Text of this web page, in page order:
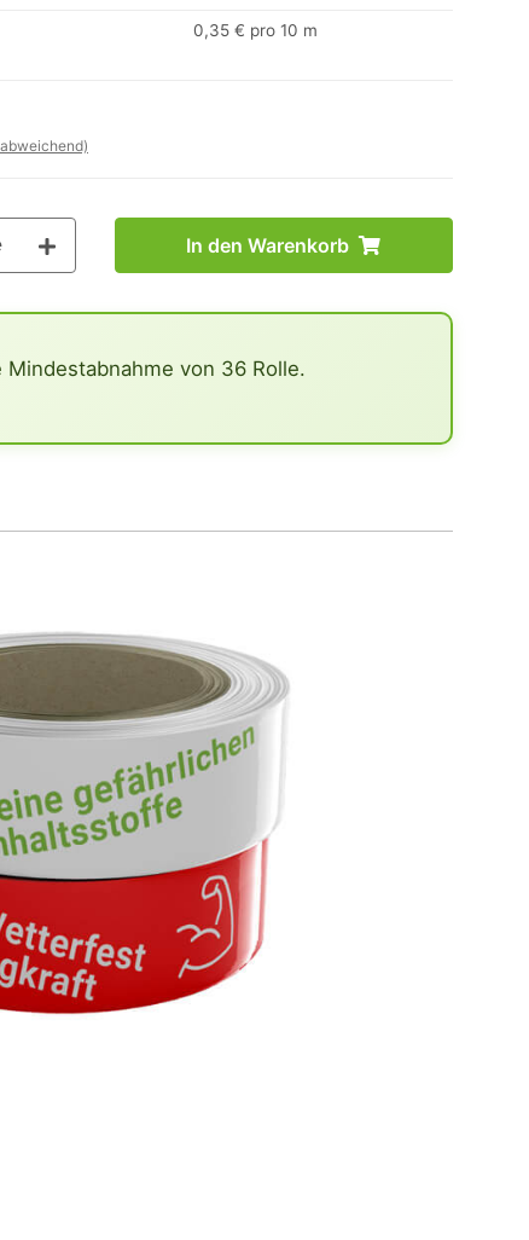
0,35 € pro 10 m
In den Warenkorb
Mindestabnahme von 36 Rolle.